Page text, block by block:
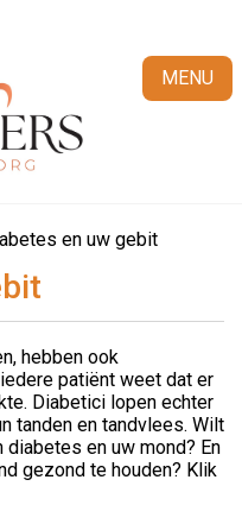
MENU
en uw gebit
hebben ook
patiënt weet dat er
Diabetici lopen echter
tanden en tandvlees. Wilt
en uw mond? En
gezond te houden? Klik